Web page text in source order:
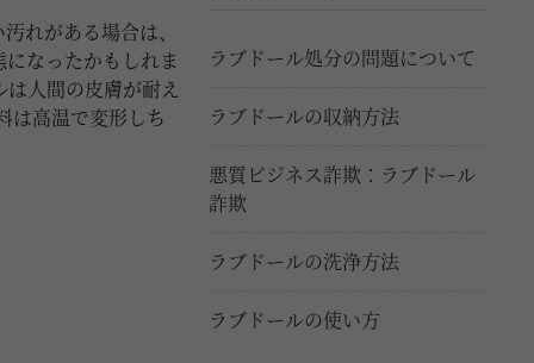
れがある場合は、
なったかもしれま
人間の皮膚が耐え
は高温で変形しち
ラブドール処分の問題について
ラブドールの収納方法
悪質ビジネス詐欺：ラブドール
詐欺
ラブドールの洗浄方法
ラブドールの使い方